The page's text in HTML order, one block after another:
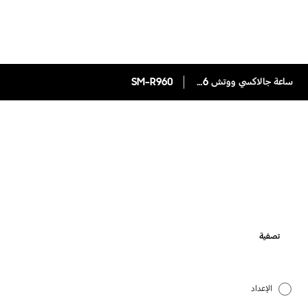
ساعة جالاكسي ووتش 6 كلاسيك (بلوتوث 47 مم) SM-R960
تصفية
الإعداد